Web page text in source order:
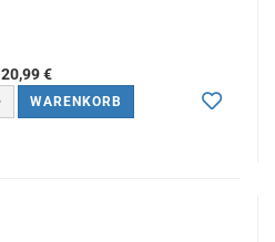
20,99 €
WARENKORB